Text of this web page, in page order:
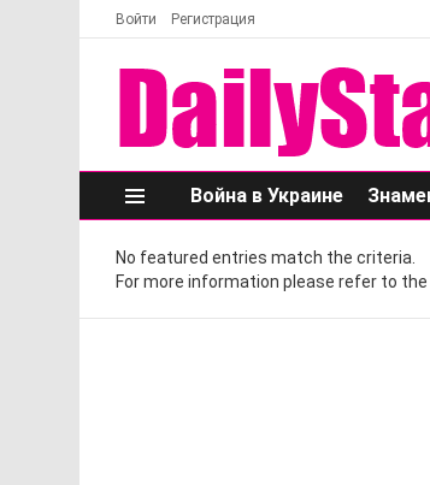
Войти Регистрация
Меню
Война в Украине
No featured entries match the criteria.
For more information please refer to